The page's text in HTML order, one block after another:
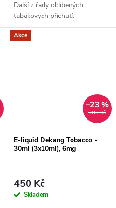
Další z řady oblíbených
tabákových příchutí.
Akce
585 Kč
–23 %
E-liquid Dekang Tobacco -
30ml (3x10ml), 6mg
450 Kč
Skladem